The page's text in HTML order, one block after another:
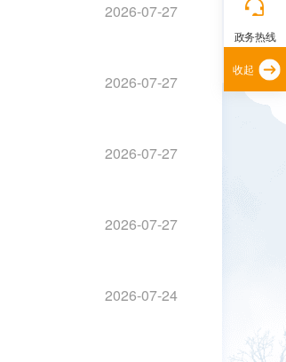
2026-07-27
2026-07-27
2026-07-27
2026-07-27
2026-07-24
政务热线
收起